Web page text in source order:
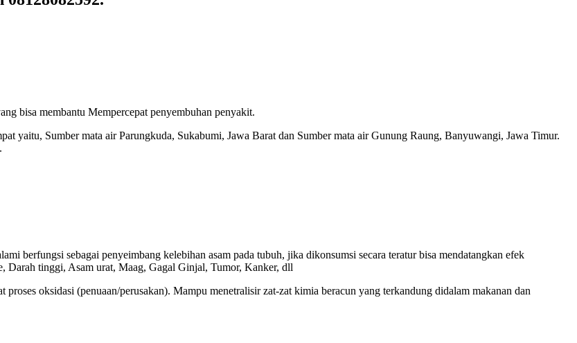
bisa membantu Mempercepat penyembuhan penyakit.
Sumber mata air Parungkuda, Sukabumi, Jawa Barat dan Sumber mata air Gunung Raung, Banyuwangi, Jawa Timur.
berfungsi sebagai penyeimbang kelebihan asam pada tubuh, jika dikonsumsi secara teratur bisa mendatangkan efek
Darah tinggi, Asam urat, Maag, Gagal Ginjal, Tumor, Kanker, dll
oksidasi (penuaan/perusakan). Mampu menetralisir zat-zat kimia beracun yang terkandung didalam makanan dan